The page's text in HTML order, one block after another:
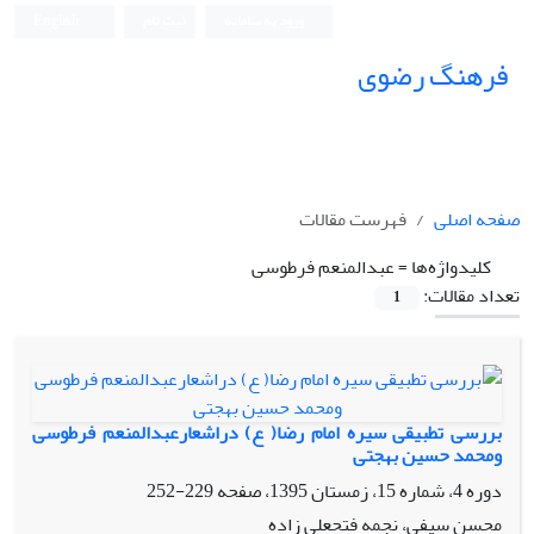
فرهنگ رضوی
صفحه اصلی
فهرست مقالات
کلیدواژه‌ها =عبدالمنعم فرطوسی
تعداد مقالات:
1
بررسی تطبیقی سیره امام رضا( ع) دراشعارعبدالمنعم فرطوسی
ومحمد حسین بهجتی
دوره 4، شماره 15، زمستان 1395، صفحه
229-252
محسن سیفی، نجمه فتحعلی زاده